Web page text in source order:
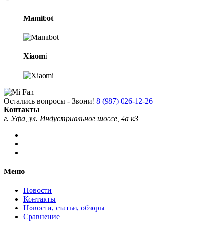
Mamibot
Xiaomi
Остались вопросы - Звони! 8 (987) 026-12-26
Контакты
г. Уфа, ул. Индустриальное шоссе, 4а к3
Меню
Новости
Контакты
Новости, статьи, обзоры
Сравнение